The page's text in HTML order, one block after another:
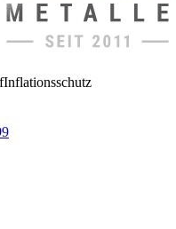
Inflationsschutz